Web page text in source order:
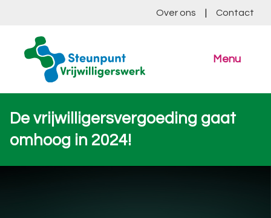
Over ons Contact
Menu
De vrijwilligersvergoeding gaat
omhoog in 2024!